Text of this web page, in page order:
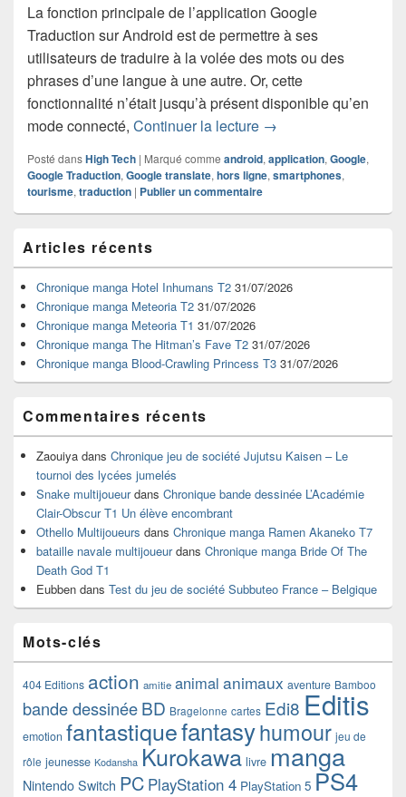
La fonction principale de l’application Google
Traduction sur Android est de permettre à ses
utilisateurs de traduire à la volée des mots ou des
phrases d’une langue à une autre. Or, cette
fonctionnalité n’était jusqu’à présent disponible qu’en
mode connecté, Continuer la lecture Google Traduction
→
Posté dansHigh Tech | Marqué comme android, application, Google,
Google Traduction, Google translate, hors ligne, smartphones,
tourisme, traduction | Publier un commentaire
principale
de
widget
pour
barre
latérale
Articles récents
Chronique manga Hotel Inhumans T2 31/07/2026
Chronique manga Meteoria T2 31/07/2026
Chronique manga Meteoria T1 31/07/2026
Chronique manga The Hitman’s Fave T2 31/07/2026
Chronique manga Blood-Crawling Princess T3 31/07/2026
Commentaires récents
Zaouiya dans Chronique jeu de société Jujutsu Kaisen – Le
tournoi des lycées jumelés
Snake multijoueurdans Chronique bande dessinée L’Académie
Clair-Obscur T1 Un élève encombrant
Othello Multijoueurs dans Chronique manga Ramen Akaneko T7
bataille navale multijoueurdans Chronique manga Bride Of The
Death God T1
Eubben dans Test du jeu de société Subbuteo France – Belgique
Mots-clés
404 Editions action amitie animal animaux aventure Bamboo
bande dessinéeBD Bragelonne cartes Edi8 Editis
emotion fantastiquefantasyhumour jeu de
rôle jeunesse Kodansha Kurokawa livre manga
Nintendo Switch PC PlayStation 4 PlayStation 5 PS4